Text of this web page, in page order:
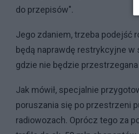
do przepisów".
Jego zdaniem, trzeba podejść
będą naprawdę restrykcyjne w
gdzie nie będzie
Jak mówił, specjalnie
poruszania się po przestrzeni
radiowozach. Oprócz tego za